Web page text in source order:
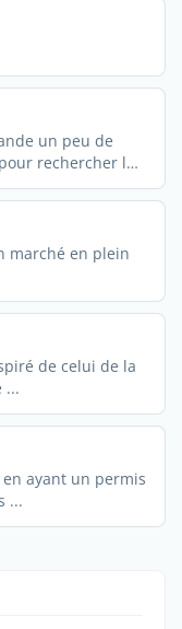
un peu de
rechercher la
marché en plein
de celui de la
...
ayant un permis
...